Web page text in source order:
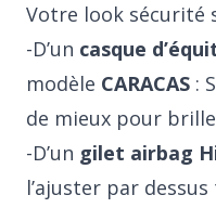
Votre look sécurité
-D’un casque
modèle CARACAS :
de mieux pour
-D’un gilet airbag
l’ajuster par